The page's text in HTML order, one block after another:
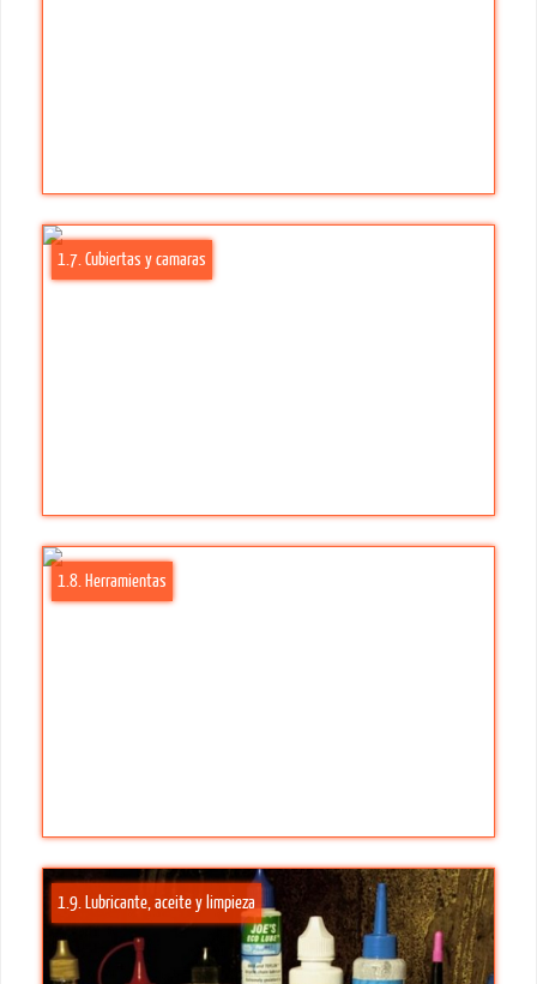
1.7. Cubiertas y camaras
1.8. Herramientas
1.9. Lubricante, aceite y limpieza